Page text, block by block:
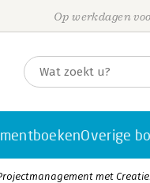
Op werkdagen
Overige
met